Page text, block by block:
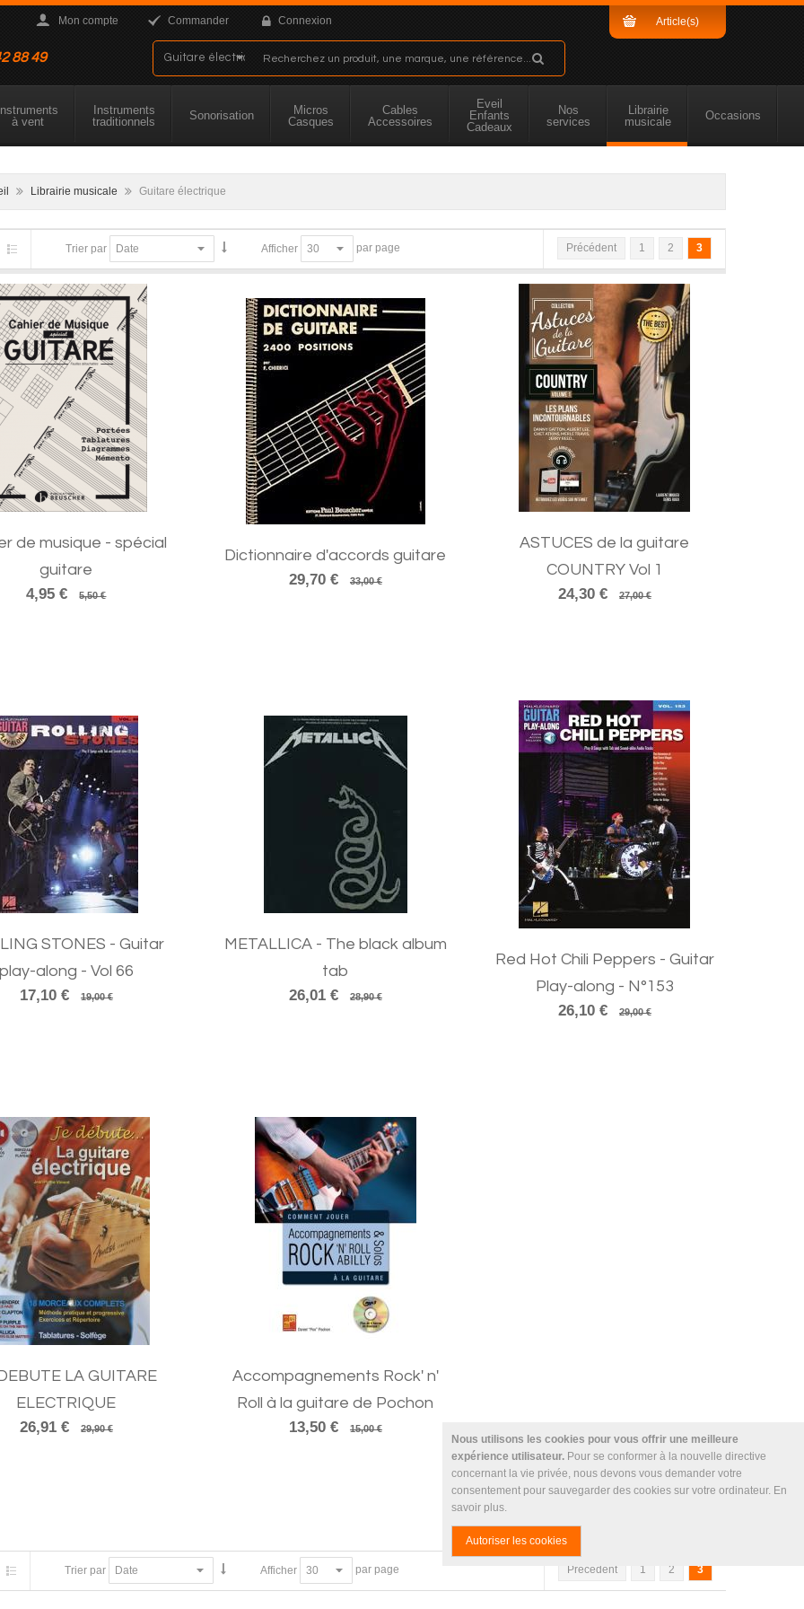
Nous utilisons les cookies pour vous offrir une meilleure
expérience utilisateur. Pour se conformer à la nouvelle directive
concernant la vie privée, nous devons vous demander votre
consentement pour sauvegarder des cookies sur votre ordinateur. En
savoir plus.
Autoriser les cookies
88 49
Article(s)
Mon compte Commander Connexion
à vent
Instruments
traditionnels
Sonorisation
Micros
Casques
Cables
Accessoires
Eveil
Enfants
Cadeaux
Nos
services
Librairie
musicale
Occasions
Librairie musicale Guitare électrique
Trier par Afficher par page Précédent 1 2 3
de musique - spécial
guitare
4,95 €
5,50 €
Dictionnaire d'accords guitare
29,70 €
33,00 €
ASTUCES de la guitare
COUNTRY Vol 1
24,30 €
27,00 €
STONES - Guitar
along - Vol 66
17,10 €
19,00 €
METALLICA - The black album
tab
26,01 €
28,90 €
Red Hot Chili Peppers - Guitar
Play-along - N°153
26,10 €
29,00 €
LA GUITARE
ELECTRIQUE
26,91 €
29,90 €
Accompagnements Rock' n'
Roll à la guitare de Pochon
13,50 €
15,00 €
Trier par Afficher par page Précédent 1 2 3